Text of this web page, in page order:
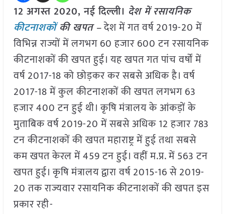
12 अगस्त 2020, नई दिल्ली। देश में रसायनिक
कीटनाशकोंकी खपत –देश में गत वर्ष 2019-20 में
विभिन्न राज्यों में लगभग 60 हजार 600 टन रसायनिक
कीटनाशकों की खपत हुई। यह खपत गत पांच वर्षों में
वर्ष 2017-18 को छोड़कर कर सबसे अधिक है। वर्ष
2017-18 में कुल कीटनाशकों की खपत लगभग 63
हजार 400 टन हुई थी। कृषि मंत्रालय के आंकड़ों के
मुताबिक वर्ष 2019-20 में सबसे अधिक 12 हजार 783
टन कीटनाशकों की खपत महाराष्ट्र में हुई तथा सबसे
कम खपत केरल में 459 टन हुई। वहीं म.प्र. में 563 टन
खपत हुई। कृषि मंत्रालय द्वारा वर्ष 2015-16 से 2019-
20 तक राज्यवार रसायनिक कीटनाशकों की खपत इस
प्रकार रही-